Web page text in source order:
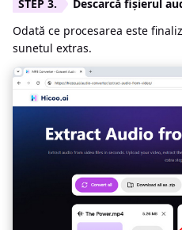
Descarcă fișierul
Odată ce procesarea este
sunetul extras.